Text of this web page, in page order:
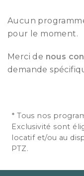
Aucun
pour le moment.
Merci de nous
demande
* Tous nos
Exclusivité sont
locatif et/ou au
PTZ.